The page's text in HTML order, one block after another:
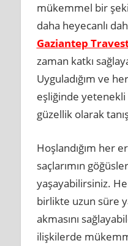
mükemmel bir
daha heyecanlı
Gaziantep
zaman katkı
Uyguladığım ve
eşliğinde yetenekli
güzellik olarak
Hoşlandığım her
saçlarımın
yaşayabilirsiniz.
birlikte uzun süre
akmasını
ilişkilerde